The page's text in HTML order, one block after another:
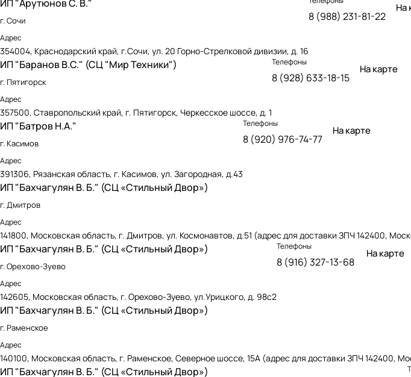
ИП "Арутюнов С. В."
г. Сочи
Адрес
354004, Краснодарский край, г.Сочи, ул. 20 Горно-Стрелковой дивизии, д. 16
8 (988) 231-81-22
На
ИП "Баранов В.С." (СЦ "Мир Техники")
г. Пятигорск
Адрес
357500, Ставропольский край, г. Пятигорск, Черкесское шоссе, д. 1
Телефоны
8 (928) 633-18-15
На карте
ИП "Батров Н.А."
г. Касимов
Адрес
391306, Рязанская область, г. Касимов, ул. Загородная, д.43
Телефоны
8 (920) 976-74-77
На карте
ИП "Бахчагулян В. Б." (СЦ «Стильный Двор»)
г. Дмитров
Адрес
141800, Московская область, г. Дмитров, ул. Космонавтов, д.51 (адрес для доставки ЗПЧ 142400,
ИП "Бахчагулян В. Б." (СЦ «Стильный Двор»)
г. Орехово-Зуево
Адрес
142605, Московская область, г. Орехово-Зуево, ул.Урицкого, д. 98с2
Телефоны
8 (916) 327-13-68
На карте
ИП "Бахчагулян В. Б." (СЦ «Стильный Двор»)
г. Раменское
Адрес
140100, Московская область, г. Раменское, Северное шоссе, 15А (адрес для доставки ЗПЧ 142400,
ИП "Бахчагулян В. Б." (СЦ «Стильный Двор»)